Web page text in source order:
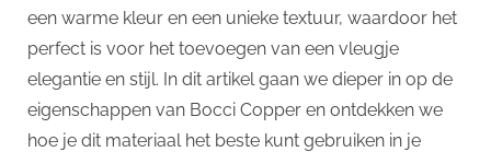
Hedendaags
Interieur
een warme kleur en een unieke textuur, waardoor het
perfect is voor het toevoegen van een vleugje
elegantie en stijl. In dit artikel gaan we dieper in op de
eigenschappen van Bocci Copper en ontdekken we
hoe je dit materiaal het beste kunt gebruiken in je